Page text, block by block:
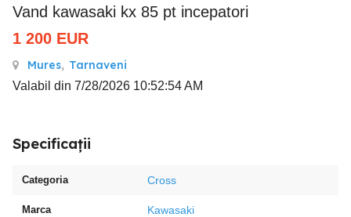
vand kawasaki kx 85 pt incepatori
1 200 EUR
Mures, Tarnaveni
Valabil din 7/28/2026 10:52:54 AM
Specificații
Categoria Cross
Marca Kawasaki